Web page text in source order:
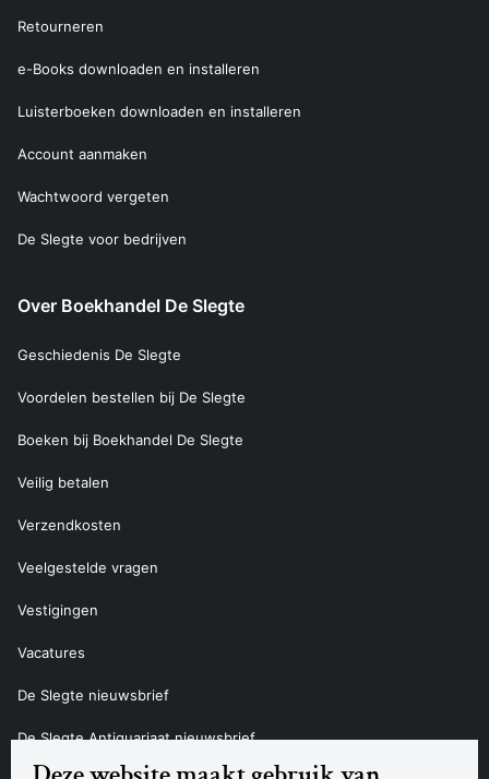
Retourneren
e-Books downloaden en installeren
Luisterboeken downloaden en installeren
Account aanmaken
Wachtwoord vergeten
De Slegte voor bedrijven
Over Boekhandel De Slegte
Geschiedenis De Slegte
Voordelen bestellen bij De Slegte
Boeken bij Boekhandel De Slegte
Veilig betalen
Verzendkosten
Veelgestelde vragen
Vestigingen
Vacatures
De Slegte nieuwsbrief
De Slegte Antiquariaat nieuwsbrief